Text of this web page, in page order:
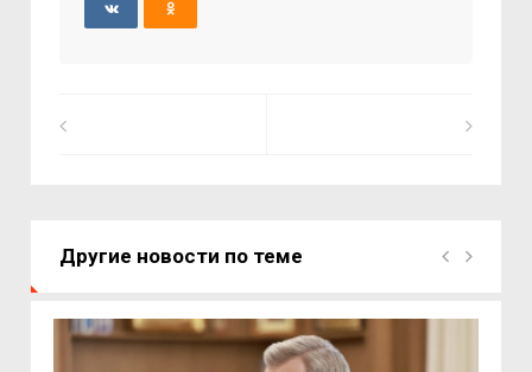
Другие новости по теме